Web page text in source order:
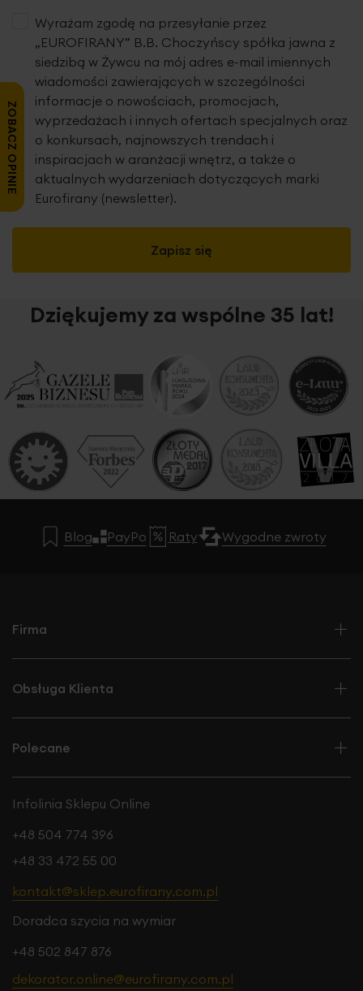
Zapisz się
Wyrażam zgodę na przesyłanie przez
„EUROFIRANY” B.B. Choczyńscy spółka jawna z
siedzibą w Żywcu na mój adres e-mail imiennych
wiadomości zawierających w szczególności
informacje o nowościach, promocjach,
wyprzedażach i innych ofertach specjalnych oraz
o konkursach, najnowszych trendach i
inspiracjach w aranżacji wnętrz, a także o
aktualnych wydarzeniach dotyczących marki
Eurofirany (newsletter).
Dziękujemy za wspólne 35 lat!
Blog PayPo Raty Wygodne zwroty
Firma
Obsługa Klienta
Polecane
Infolinia Sklepu Online
+48 504 774 396
+48 33 472 55 00
kontakt@sklep.eurofirany.com.pl
Doradca szycia na wymiar
+48 502 847 876
dekorator.online@eurofirany.com.pl
ZOBACZ OPINIE